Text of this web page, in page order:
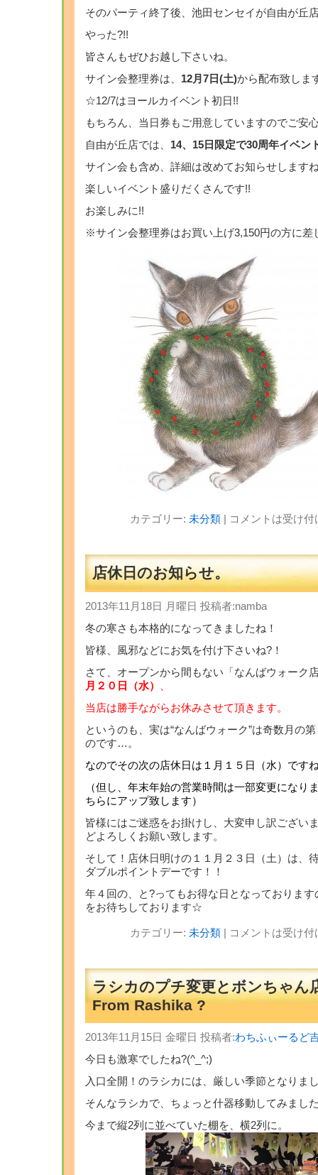
そのパーティ終了後、池田センセイが自由が丘
やった?!!
皆さんもぜひお越し下さいね。
サイン会整理券は、 12月7日(土)から配布致しま
☆12/7はヨールカイベント初日!!
もちろん、当日券もご用意していますのでご安
自由が丘店では、 14、15日限定で30周年イベン
サイン会も含め、詳細は改めてお知らせします
楽しいイベント盛りだくさんです!!
お楽しみに!!
※サイン会整理券はお買い上げ3,150円の方に差
カテゴリー: 未分類| コメントは受け
店休日のお知らせ。
2013年11月18日 月曜日 投稿者:namba
冬の寒さも本格的になってきましたね！
皆様、風邪などにお気を付け下さいね?！
さて、オープンから間もない「なんばウォーク
月２０日（水）
当店は勝手ながらお休みさせて頂きます。
というのも、実は“なんばウォーク”は奇数月の
のです…。
なのでその次の店休日は１月１５日（水）です
（但し、年末年始の営業時間は一部変更になり
ちらにアップ致します）
皆様にはご迷惑をお掛けし、大変申し訳ござい
どよろしくお願い致します。
そして！店休日明けの１１月２３日（土）は、
ダブルポイントデーです！！
年４回の、と?ってもお得な日となっておりま
をお待ちしております☆
カテゴリー: 未分類| コメントは受け
ラシカのプチ変更とボンちゃ
From Rashika ?
2013年11月15日 金曜日 投稿者:わちふぃーるど
今日も激寒でしたね?(^_^;)
入口全開！のラシカには、厳しい季節となりま
そんなラシカで、ちょっと什器移動してみまし
今まで縦2列に並べていた棚を、横2列に。